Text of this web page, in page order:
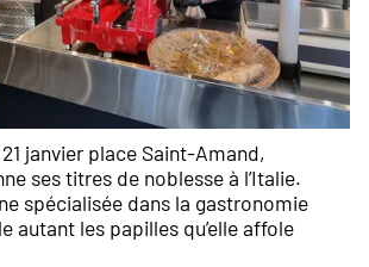
janvier place Saint-Amand,
ses titres de noblesse à l’Italie.
spécialisée dans la gastronomie
autant les papilles qu’elle affole